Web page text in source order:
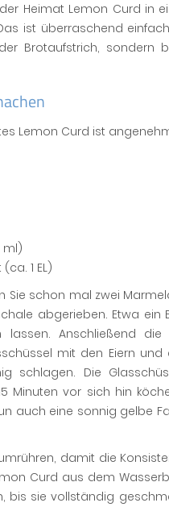
Heimat Lemon Curd in
ist überraschend
Brotaufstrich, sondern
Lemon Curd ist
ml)
1 EL)
Sie schon mal zwei
abgerieben. Etwa ein
Anschließend die
mit den Eiern und
schlagen. Die
Minuten vor sich hin
auch eine sonnig gelbe
damit die
Curd aus dem
bis sie vollständig